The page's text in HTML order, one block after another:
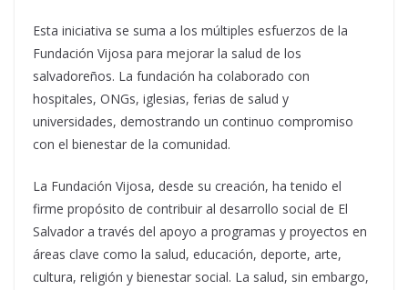
Esta iniciativa se suma a los múltiples esfuerzos de la
Fundación Vijosa para mejorar la salud de los
salvadoreños. La fundación ha colaborado con
hospitales, ONGs, iglesias, ferias de salud y
universidades, demostrando un continuo compromiso
con el bienestar de la comunidad.
La Fundación Vijosa, desde su creación, ha tenido el
firme propósito de contribuir al desarrollo social de El
Salvador a través del apoyo a programas y proyectos en
áreas clave como la salud, educación, deporte, arte,
cultura, religión y bienestar social. La salud, sin embargo,